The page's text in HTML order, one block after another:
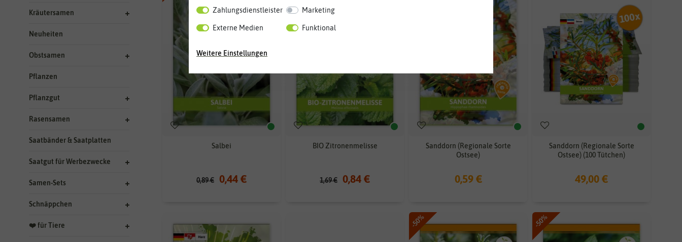
Kräutersamen
Neuheiten
Obstsamen
Pflanzen
Pflanzgut
Rasensamen
Saatbänder & Saatplatten
Saatgut für Werbezwecke
Samen-Sets
Schnäppchen
❤️ für Tiere
Salbei
0,89 € 0,44 €
BIO Zitronenmelisse
1,69 € 0,84 €
Sanddorn (Regionale Sorte
Ostsee)
0,59 €
Sanddorn (Regionale Sorte
Ostsee) (100 Tütchen)
49,00 €
-50% -50%
Zahlungsdienstleister Marketing
Externe Medien Funktional
Weitere Einstellungen